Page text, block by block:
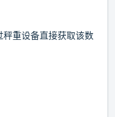
秤重设备直接获取该数